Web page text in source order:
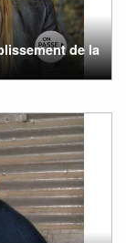
de la